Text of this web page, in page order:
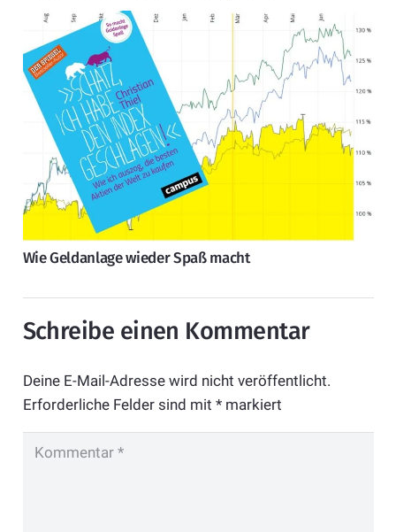
Wie Geldanlage wieder Spaß macht
Schreibe einen Kommentar
Deine E-Mail-Adresse wird nicht veröffentlicht.
Erforderliche Felder sind mit *markiert